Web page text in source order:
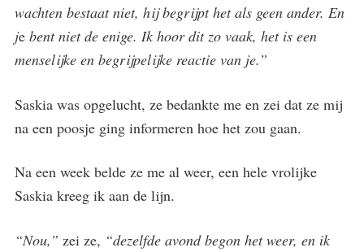
wachten bestaat niet, hij begrijpt het als geen ander. En
je bent niet de enige. Ik hoor dit zo vaak, het is een
menselijke en begrijpelijke reactie van je.”
Saskia was opgelucht, ze bedankte me en zei dat ze mij
na een poosje ging informeren hoe het zou gaan.
Na een week belde ze me al weer, een hele vrolijke
Saskia kreeg ik aan de lijn.
“Nou,” zei ze, “dezelfde avond begon het weer, en ik